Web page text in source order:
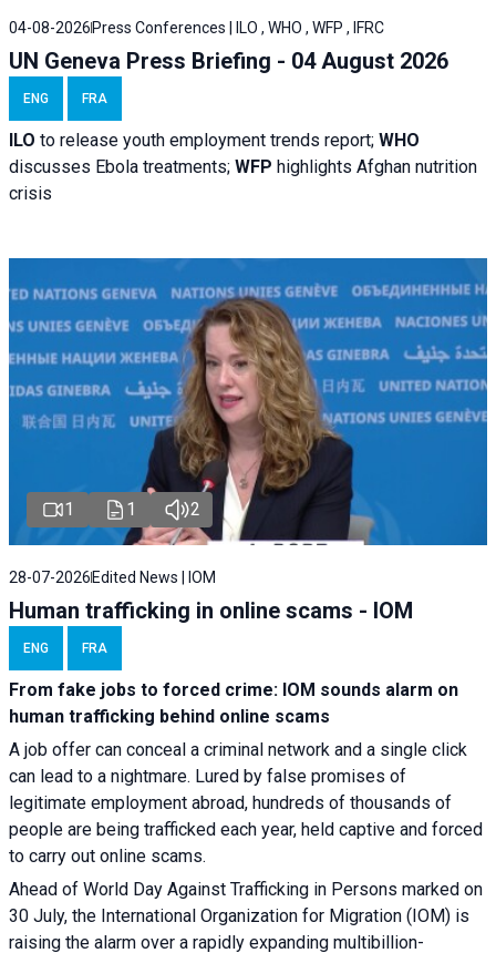
04-08-2026 Press Conferences | ILO , WHO , WFP , IFRC
UN Geneva Press Briefing - 04 August 2026
ENG FRA
ILO to release youth employment trends report; WHO
discusses Ebola treatments; WFP highlights Afghan nutrition
crisis
1 1 2
28-07-2026 Edited News | IOM
Human trafficking in online scams - IOM
ENG FRA
From fake jobs to forced crime: IOM sounds alarm on
human trafficking behind online scams
A job offer can conceal a criminal network and a single click
can lead to a nightmare. Lured by false promises of
legitimate employment abroad, hundreds of thousands of
people are being trafficked each year, held captive and forced
to carry out online scams.
Ahead of World Day Against Trafficking in Persons marked on
30 July, the International Organization for Migration (IOM) is
raising the alarm over a rapidly expanding multibillion-